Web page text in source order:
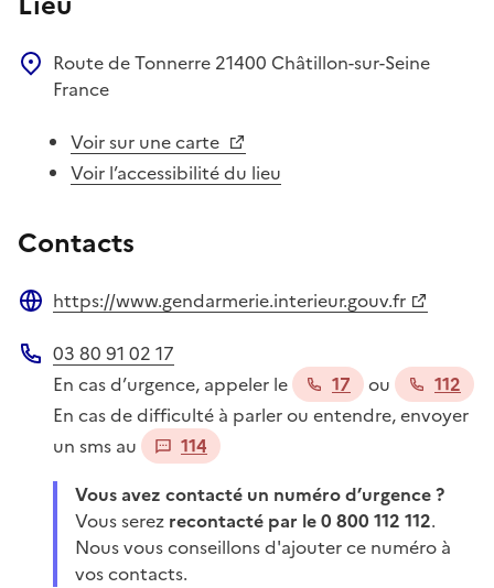
Route de Tonnerre 21400 Châtillon-sur-Seine
France
Voir sur une carte
Voir l’accessibilité du lieu
Contacts
https://www.gendarmerie.interieur.gouv.fr
Téléphone
03 80 91 02 17
En cas d’urgence, appeler le
17 ou
112
En cas de difficulté à parler ou entendre, envoyer
un sms au
114
Vous avez contacté un numéro d’urgence ?
Vous serez recontacté par le 0 800 112 112.
Nous vous conseillons d'ajouter ce numéro à
vos contacts.